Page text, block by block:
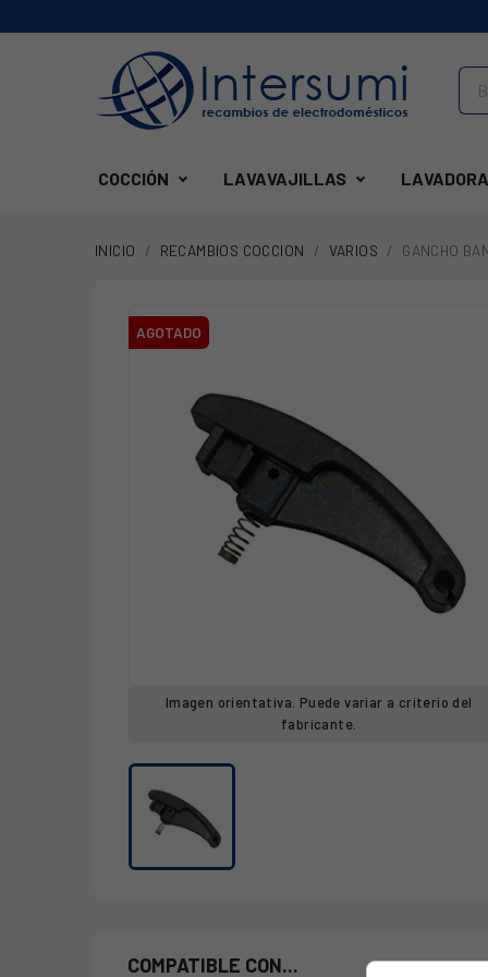
COCCIÓN LAVAVAJILLAS
INICIO RECAMBIOS COCCION VARIOS GANCHO
AGOTADO
Imagen orientativa. Puede variar a criterio del
fabricante.
COMPATIBLE CON...